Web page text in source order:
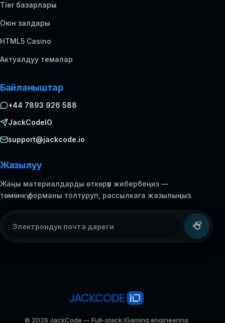
Tier базарлары
Оюн залдары
HTML5 Casino
Актуалдуу темалар
Байланыштар
+44 7893 926 588
JackCodeIO
support@jackcode.io
Жазылуу
Жаңы материалдарды өткөрүп жибербеңиз —
төмөнкү форманы толтуруп, рассылкага жазылыңыз.
© 2026 JackCode — Full-stack iGaming engineering